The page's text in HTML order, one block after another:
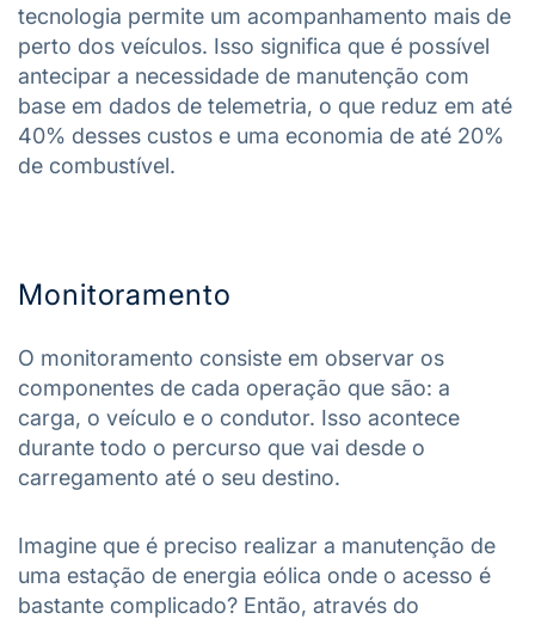
tecnologia permite um acompanhamento mais de
perto dos veículos. Isso significa que é possível
antecipar a necessidade de manutenção com
base em dados de telemetria, o que reduz em até
40% desses custos e uma economia de até 20%
de combustível.
Monitoramento
O monitoramento consiste em observar os
componentes de cada operação que são: a
carga, o veículo e o condutor. Isso acontece
durante todo o percurso que vai desde o
carregamento até o seu destino.
Imagine que é preciso realizar a manutenção de
uma estação de energia eólica onde o acesso é
bastante complicado? Então, através do